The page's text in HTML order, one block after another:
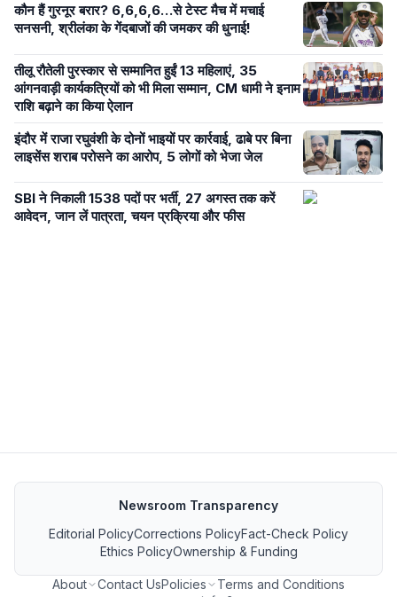
कौन हैं गुरनूर बरार? 6,6,6,6…से टेस्ट मैच में मचाई
सनसनी, श्रीलंका के गेंदबाजों की जमकर की धुनाई!
तीलू रौतेली पुरस्कार से सम्मानित हुईं 13 महिलाएं, 35
आंगनवाड़ी कार्यकत्रियों को भी मिला सम्मान, CM धामी ने इनाम
राशि बढ़ाने का किया ऐलान
इंदौर में राजा रघुवंशी के दोनों भाइयों पर कार्रवाई, ढाबे पर बिना
लाइसेंस शराब परोसने का आरोप, 5 लोगों को भेजा जेल
SBI ने निकाली 1538 पदों पर भर्ती, 27 अगस्त तक करें
आवेदन, जान लें पात्रता, चयन प्रक्रिया और फीस
Newsroom Transparency
Editorial PolicyCorrections PolicyFact-Check Policy
Ethics PolicyOwnership & Funding
About Contact UsPolicies
Terms and Conditions